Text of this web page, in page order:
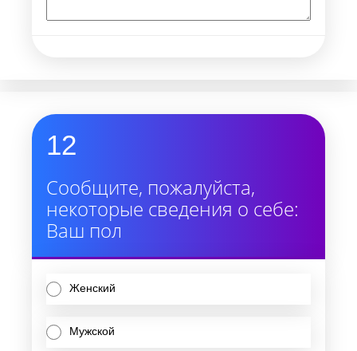
12
Сообщите, пожалуйста,
некоторые сведения о себе:
Ваш пол
Женский
Мужской